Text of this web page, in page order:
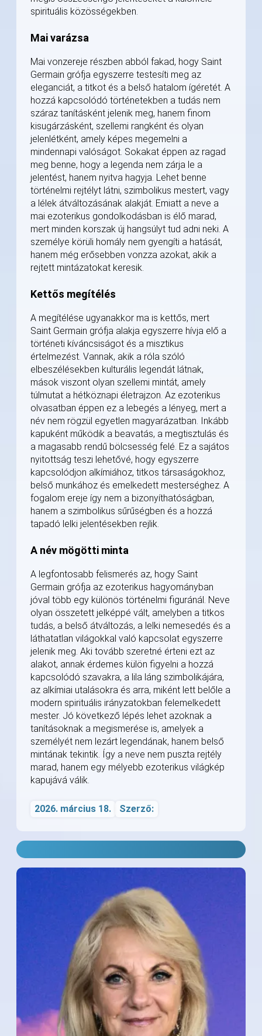
spirituális közösségekben.
Mai varázsa
Mai vonzereje részben abból fakad, hogy Saint
Germain grófja egyszerre testesíti meg az
eleganciát, a titkot és a belső hatalom ígéretét. A
hozzá kapcsolódó történetekben a tudás nem
száraz tanításként jelenik meg, hanem finom
kisugárzásként, szellemi rangként és olyan
jelenlétként, amely képes megemelni a
mindennapi valóságot. Sokakat éppen az ragad
meg benne, hogy a legenda nem zárja le a
jelentést, hanem nyitva hagyja. Lehet benne
történelmi rejtélyt látni, szimbolikus mestert, vagy
a lélek átváltozásának alakját. Emiatt a neve a
mai ezoterikus gondolkodásban is élő marad,
mert minden korszak új hangsúlyt tud adni neki. A
személye körüli homály nem gyengíti a hatását,
hanem még erősebben vonzza azokat, akik a
rejtett mintázatokat keresik.
Kettős megítélés
A megítélése ugyanakkor ma is kettős, mert
Saint Germain grófja alakja egyszerre hívja elő a
történeti kíváncsiságot és a misztikus
értelmezést. Vannak, akik a róla szóló
elbeszélésekben kulturális legendát látnak,
mások viszont olyan szellemi mintát, amely
túlmutat a hétköznapi életrajzon. Az ezoterikus
olvasatban éppen ez a lebegés a lényeg, mert a
név nem rögzül egyetlen magyarázatban. Inkább
kapuként működik a beavatás, a megtisztulás és
a magasabb rendű bölcsesség felé. Ez a sajátos
nyitottság teszi lehetővé, hogy egyszerre
kapcsolódjon alkímiához, titkos társaságokhoz,
belső munkához és emelkedett mesterséghez. A
fogalom ereje így nem a bizonyíthatóságban,
hanem a szimbolikus sűrűségben és a hozzá
tapadó lelki jelentésekben rejlik.
A név mögötti minta
A legfontosabb felismerés az, hogy Saint
Germain grófja az ezoterikus hagyományban
jóval több egy különös történelmi figuránál. Neve
olyan összetett jelképpé vált, amelyben a titkos
tudás, a belső átváltozás, a lelki nemesedés és a
láthatatlan világokkal való kapcsolat egyszerre
jelenik meg. Aki tovább szeretné érteni ezt az
alakot, annak érdemes külön figyelni a hozzá
kapcsolódó szavakra, a lila láng szimbolikájára,
az alkímiai utalásokra és arra, miként lett belőle a
modern spirituális irányzatokban felemelkedett
mester. Jó következő lépés lehet azoknak a
tanításoknak a megismerése is, amelyek a
személyét nem lezárt legendának, hanem belső
mintának tekintik. Így a neve nem puszta rejtély
marad, hanem egy mélyebb ezoterikus világkép
kapujává válik.
2026. március 18. Szerző: